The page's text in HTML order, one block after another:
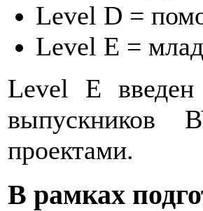
Level D =
Level E =
Level E
выпускников
проектами.
В рамках